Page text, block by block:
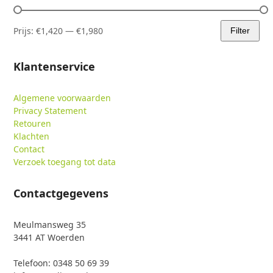
Min.
Max.
Filter
Prijs:€1,420 —€1,980
Klantenservice
Algemene voorwaarden
Privacy Statement
Retouren
Klachten
Contact
Verzoek toegang tot data
Contactgegevens
Meulmansweg 35
3441 AT Woerden
Telefoon: 0348 50 69 39